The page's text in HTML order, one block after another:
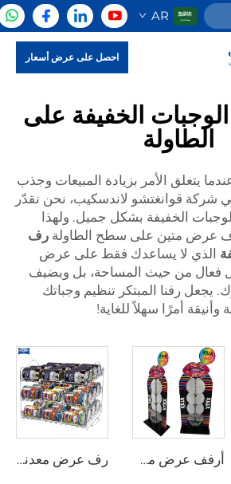
AR
احصل على عرض أسعار
الخفيفة على
الطاولة
يتعلق الأمر بزيادة المبيعات وجذب
شركة قوانغتشو لاندسكيب، نحن نقدّر
الخفيفة بشكل جميل. ولهذا
عرض متين على سطح الطاولةرف
الذي لا يساعدك فقط على عرض
فعال من حيث المساحة، بل ويضيف
يجعل رفنا المبتكر تنظيم وجباتك
أمرًا سهلاً للغاية!
أرفف عرض من الأكريليك للعب وللحلوى رف عرض معدني سلكي حسب الطلب